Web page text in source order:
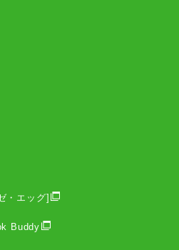
・エッグ]
Buddy